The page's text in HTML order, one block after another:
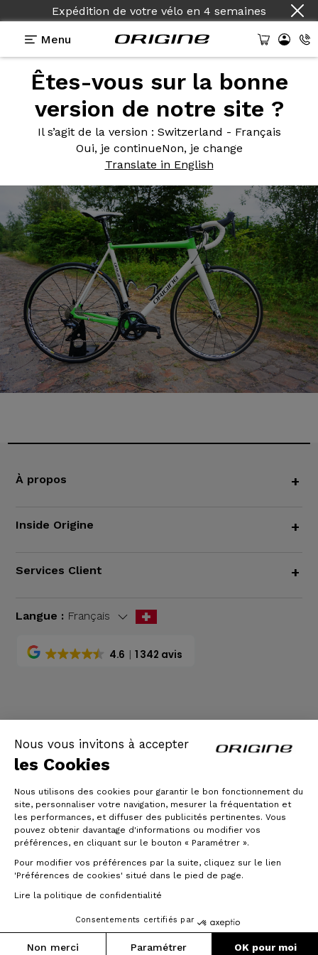
Nous vous invitons à accepter
les Cookies
Nous utilisons des cookies pour garantir le bon fonctionnement du
site, personnaliser votre navigation, mesurer la fréquentation et
les performances, et diffuser des publicités pertinentes. Vous
pouvez obtenir davantage d'informations ou modifier vos
préférences, en cliquant sur le bouton « Paramétrer ».
Pour modifier vos préférences par la suite, cliquez sur le lien
'Préférences de cookies' situé dans le pied de page.
Lire la politique de confidentialité
Consentements certifiés par
Non merci Paramétrer OK pour moi
Expédition de votre vélo en 4 semaines
Menu
Êtes-vous sur la bonne
version de notre site ?
Il s’agit de la version : Switzerland - Français
Oui, je continueNon, je change
Translate in English
Photos> Axxome II 350 - Blanc Cristal - Vert Lime
Axxome II350 - Blanc Cristal
- Vert Lime
À propos +
Inside Origine +
Services Client +
Langue : Français
4.6 1 342 avis
© Origine Cycles